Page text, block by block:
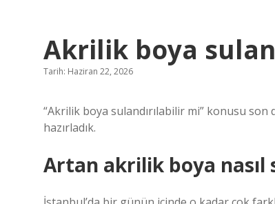
Akrilik boya
Tarih: Haziran 22, 2026
“Akrilik boya sulandırılabilir mi” konusu
hazırladık.
Artan akrilik boya nasıl